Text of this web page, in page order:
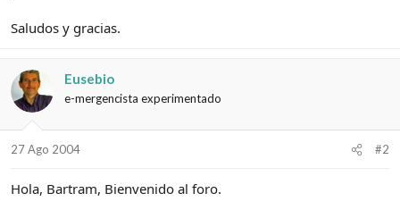
Saludos y gracias.
Eusebio
e-mergencista experimentado
27 Ago 2004 #2
Hola, Bartram, Bienvenido al foro.